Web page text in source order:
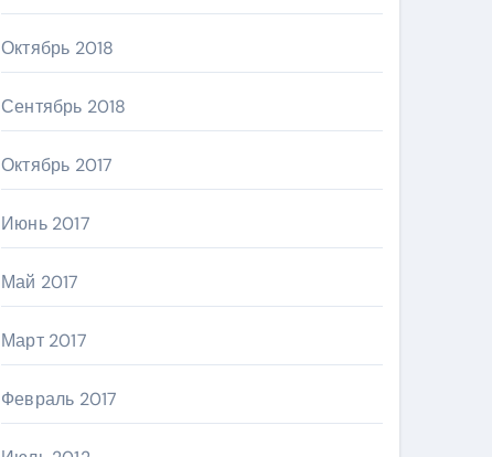
Октябрь 2018
Сентябрь 2018
Октябрь 2017
Июнь 2017
Май 2017
Март 2017
Февраль 2017